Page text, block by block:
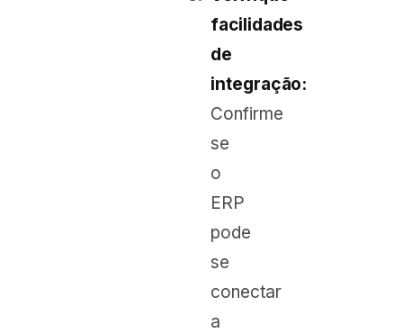
facilidades
de
integração:
Confirme
se
o
ERP
pode
se
conectar
a